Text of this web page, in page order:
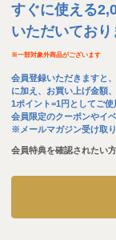
すぐに使える
いただいており
※一部対象外商品がございます
会員登録いただきますと
に加え、お買い上げ金額
1ポイント=1円としてご使
会員限定のクーポンやイ
※メールマガジン受け取
会員特典を確認されたい